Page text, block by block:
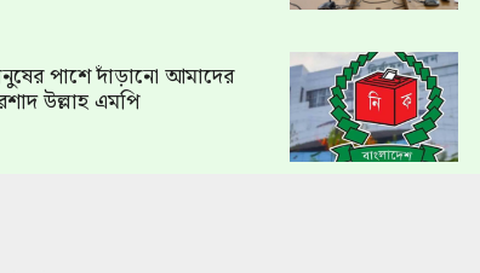
পাশে দাঁড়ানো আমাদের
উল্লাহ এমপি